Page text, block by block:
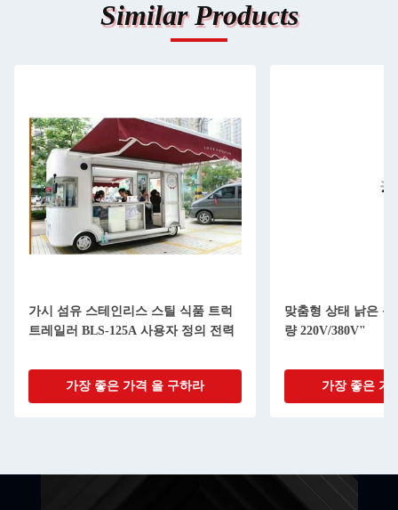
Similar Products
가시 섬유 스테인리스 스틸 식품 트럭
트레일러 BLS-125A 사용자 정의 전력
가장 좋은 가격 을 구하라
맞춤형 상태 낡은 음
량 220V/380V"
가장 좋은 가